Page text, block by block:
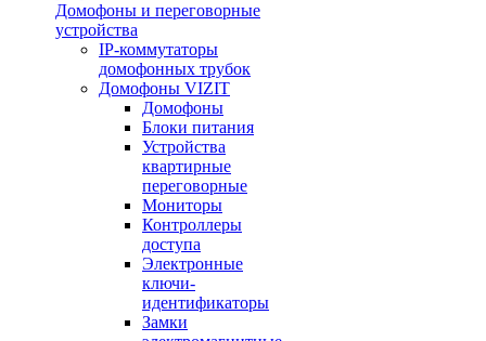
Домофоны и переговорные
устройства
IP-коммутаторы
домофонных трубок
Домофоны VIZIT
Домофоны
Блоки питания
Устройства
квартирные
переговорные
Мониторы
Контроллеры
доступа
Электронные
ключи-
идентификаторы
Замки